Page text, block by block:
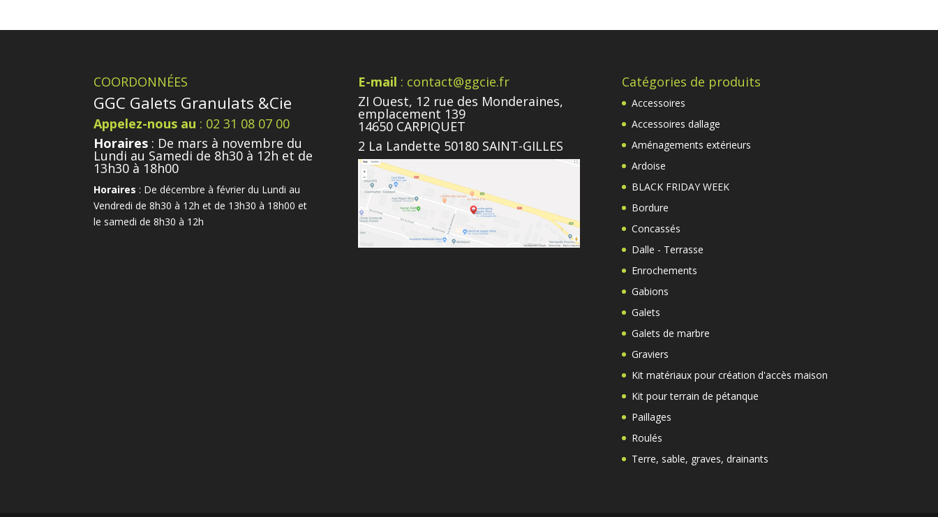
COORDONNÉES
GGC Galets Granulats &Cie
Appelez-nous au : 02 31 08 07 00
Horaires : De mars à novembre du
Lundi au Samedi de 8h30 à 12h et de
13h30 à 18h00
Horaires : De décembre à février du Lundi au
Vendredi de 8h30 à 12h et de 13h30 à 18h00 et
le samedi de 8h30 à 12h
E-mail : contact@ggcie.fr
ZI Ouest, 12 rue des Monderaines,
emplacement 139
14650 CARPIQUET
2 La Landette 50180 SAINT-GILLES
Catégories de produits
Accessoires
Accessoires dallage
Aménagements extérieurs
Ardoise
BLACK FRIDAY WEEK
Bordure
Concassés
Dalle - Terrasse
Enrochements
Gabions
Galets
Galets de marbre
Graviers
Kit matériaux pour création d'accès maison
Kit pour terrain de pétanque
Paillages
Roulés
Terre, sable, graves, drainants